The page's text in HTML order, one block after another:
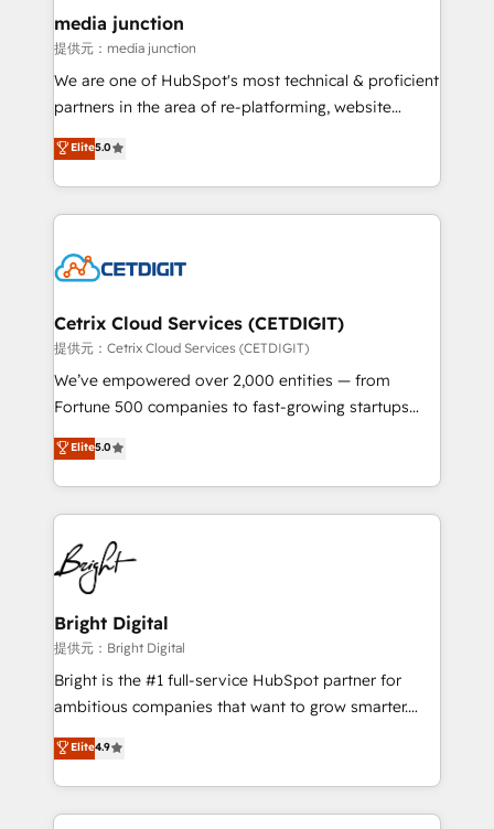
Mexico, USA, and Portugal—we've executed over a
hundred successful operations. Our approach,
rooted in RevOps principles, integrates analysis,
training, planning, and qualification. Leveraging
inbound marketing tactics, we focus on
understanding, nurturing, and converting leads.
competitive market.
media junction
提供元：media junction
We are one of HubSpot's most technical & proficient
partners in the area of re-platforming, website
design & development. We specialize in multi-hub
implementations for mid-market & enterprise
companies. We are woman-owned, powered by
coffee, and we ❤️ dogs. We produce award-winning
Impact Award 🏆2022 Technical Expertise Impact
Award 🏆2020 Elite Solutions Partner 🏆2019
Integrations HubSpot Impact Award 🏆2019
Marketing Enablement HubSpot Impact Award 🏆
2018 Website Design HubSpot Impact Award 🏆2017
Growth-Driven Design Agency of the Year 🏆2016
Sales Enablement HubSpot Impact Award 🏆2015
HubSpot COS Performance Award 🏆2014 HubSpot
COS Design Award 🏆2013 HubSpot Marketplace
Partner 📆Founded in 1997
Elite5.0
Cetrix Cloud Services (CETDIGIT)
提供元：Cetrix Cloud Services (CETDIGIT)
We’ve empowered over 2,000 entities — from
Fortune 500 companies to fast-growing startups
and nonprofits — to streamline operations, scale
revenue, and unlock the full potential of HubSpot.
With deep technical and industry expertise, we fuse
automation, integration, and AI innovation to deliver
lasting impact. We specialize in: • Turnkey and end-
to-end HubSpot implementations • Onboarding for
Sales, Service, Marketing & Content Hubs • AI voice
and chat agents, predictive automation, and smart
workflows • Salesforce + HubSpot integration •
RevOps and AI-driven sales enablement • Website
design and CMS development • ERP integration: SAP,
and CRM migration from any platform •
Client/member portals built on HubSpot • Custom
Elite5.0
Bright Digital
提供元：Bright Digital
Bright is the #1 full-service HubSpot partner for
ambitious companies that want to grow smarter.
From HubSpot onboarding, to training, from
developing a new website to lead generation and
digital marketing; we do it all (and with great
results)! In short, our services include: - HubSpot
Elite4.9